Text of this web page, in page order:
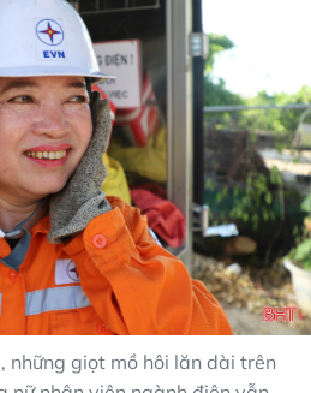
những giọt mồ hôi lăn dài trên